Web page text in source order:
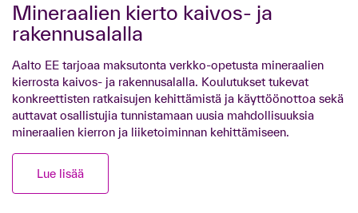
Mineraalien kierto kaivos- ja
rakennusalalla
Aalto EE tarjoaa maksutonta verkko-opetusta mineraalien
kierrosta kaivos- ja rakennusalalla. Koulutukset tukevat
konkreettisten ratkaisujen kehittämistä ja käyttöönottoa sekä
auttavat osallistujia tunnistamaan uusia mahdollisuuksia
mineraalien kierron ja liiketoiminnan kehittämiseen.
Lue lisää